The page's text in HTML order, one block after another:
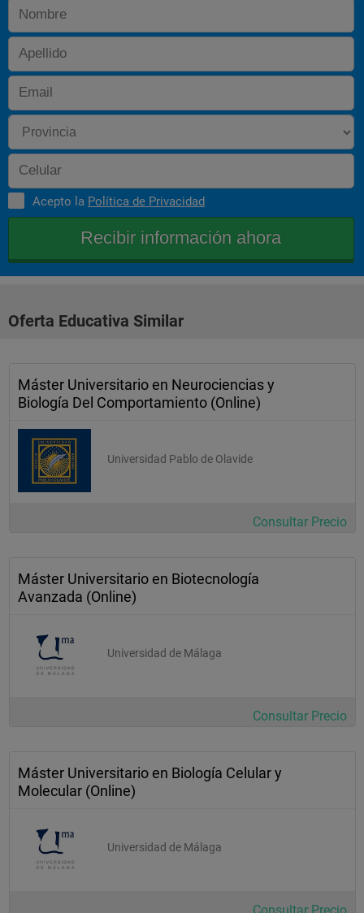
Toxicología laboral
Nuevas perspectivas en tratamiento antitumoral
Biología molecular del vih: aplicaciones clíncas
Epidemiología aplicada ii
Endocrinología experimental y fisiología de la ingestión
Toxicomanías un enfoque multidisciplinar
Salud y calidad de vida en relación a alteraciones física y
sensoriales
Epilepsia
Grandes problemas metabólicos en cirugía
Acepto la Política de Privacidad
Oferta Educativa Similar
Máster Universitario en Neurociencias y
Biología Del Comportamiento (Online)
Universidad Pablo de Olavide
Consultar Precio
Máster Universitario en Biotecnología
Avanzada (Online)
Universidad de Málaga
Consultar Precio
Máster Universitario en Biología Celular y
Molecular (Online)
Universidad de Málaga